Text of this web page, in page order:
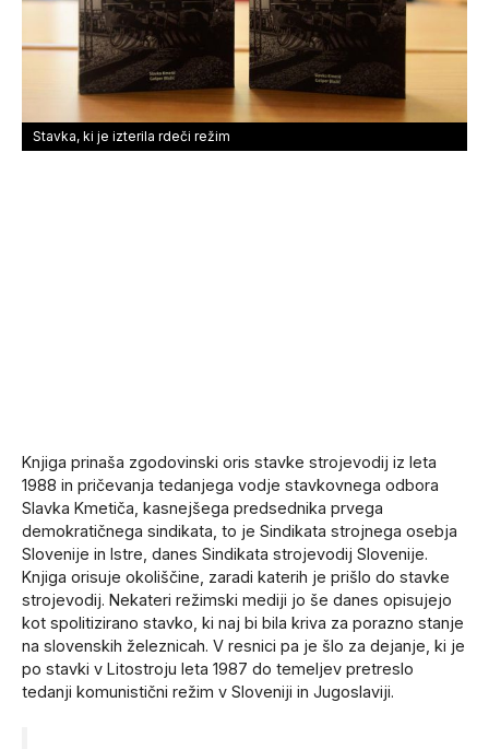
Stavka, ki je izterila rdeči režim
Knjiga prinaša zgodovinski oris stavke strojevodij iz leta
1988 in pričevanja tedanjega vodje stavkovnega odbora
Slavka Kmetiča, kasnejšega predsednika prvega
demokratičnega sindikata, to je Sindikata strojnega osebja
Slovenije in Istre, danes Sindikata strojevodij Slovenije.
Knjiga orisuje okoliščine, zaradi katerih je prišlo do stavke
strojevodij. Nekateri režimski mediji jo še danes opisujejo
kot spolitizirano stavko, ki naj bi bila kriva za porazno stanje
na slovenskih železnicah. V resnici pa je šlo za dejanje, ki je
po stavki v Litostroju leta 1987 do temeljev pretreslo
tedanji komunistični režim v Sloveniji in Jugoslaviji.